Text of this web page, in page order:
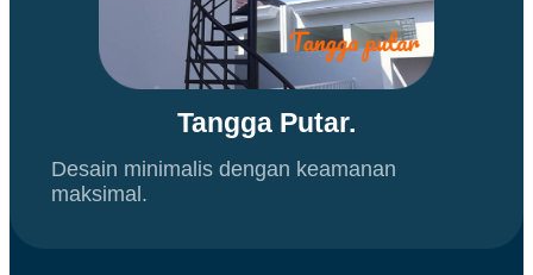
Tangga Putar.
Desain minimalis dengan keamanan
maksimal.